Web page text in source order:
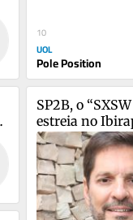
10
UOL
Pole Position
SP2B, o
estreia no
domingo